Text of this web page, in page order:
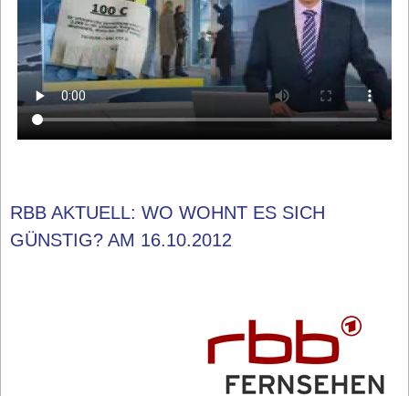
RBB AKTUELL: WO WOHNT ES SICH
GÜNSTIG? AM 16.10.2012